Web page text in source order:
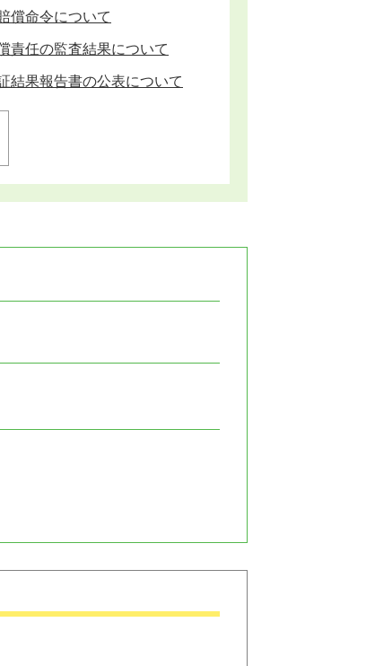
償命令について
責任の監査結果について
結果報告書の公表について